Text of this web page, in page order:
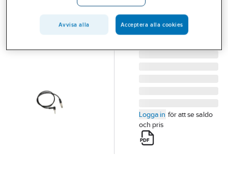
JORDNINGSRAM
KABEL 9026
Lev.
Logga in för att se saldo
och pris
Avvisa alla Acceptera alla cookies